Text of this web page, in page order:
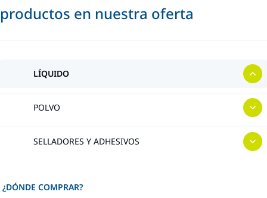
productos en nuestra oferta
LÍQUIDO
POLVO
SELLADORES Y ADHESIVOS
¿DÓNDE COMPRAR?